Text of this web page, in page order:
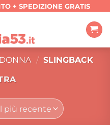
+ SPEDIZIONE GRATIS
DONNA / SLINGBACK